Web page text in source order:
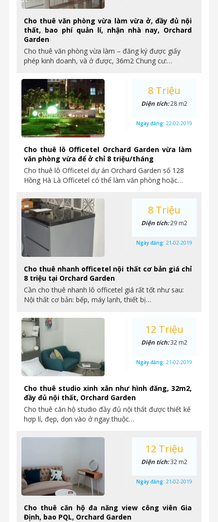
Cho thuê văn phòng vừa làm vừa ở, đầy đủ nội
thất, bao phí quản lí, nhận nhà nay, Orchard
Garden
Cho thuê văn phòng vừa làm – đăng ký được giấy
phép kinh doanh, và ở được, 36m2 Chung cư:…
Cho thuê lô Officetel Orchard Garden vừa làm
văn phòng vừa để ở chỉ 8 triệu/tháng
Cho thuê lô Officetel dự án Orchard Garden số 128
Hồng Hà Là Officetel có thể làm văn phòng hoặc…
8 Triệu
Diện tích:28 m2
Ngày đăng: 22-02-2019
Cho thuê nhanh officetel nội thất cơ bản giá chỉ
8 triệu tại Orchard Garden
Cần cho thuê nhanh lô officetel giá rất tốt như sau:
Nội thất cơ bản: bếp, máy lạnh, thiết bị…
8 Triệu
Diện tích:29 m2
Ngày đăng: 21-02-2019
Cho thuê studio xinh xắn như hình đăng, 32m2,
đầy đủ nội thất, Orchard Garden
Cho thuê căn hộ studio đầy đủ nội thất được thiết kế
hợp lí, đẹp, dọn vào ở ngay thuộc…
12 Triệu
Diện tích:32 m2
Ngày đăng: 21-02-2019
Cho thuê căn hộ đa năng view công viên Gia
Định, bao PQL, Orchard Garden
12 Triệu
Diện tích:32 m2
Ngày đăng: 21-02-2019